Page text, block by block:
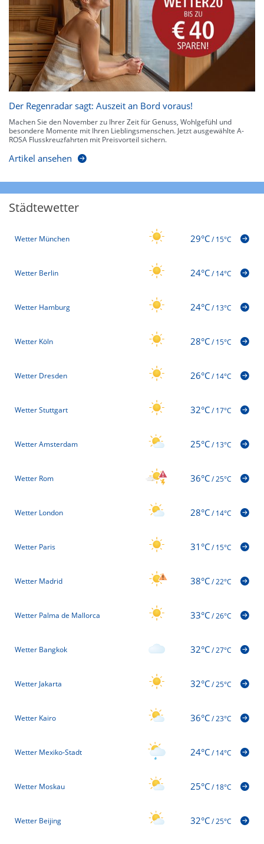
Der Regenradar sagt: Auszeit an Bord voraus!
Machen Sie den November zu Ihrer Zeit für Genuss, Wohlgefühl und
besondere Momente mit Ihren Lieblingsmenschen. Jetzt ausgewählte A-
ROSA Flusskreuzfahrten mit Preisvorteil sichern.
Artikel ansehen
Städtewetter
Wetter München 29°C/15°C
Wetter Berlin 24°C/14°C
Wetter Hamburg 24°C/13°C
Wetter Köln 28°C/15°C
Wetter Dresden 26°C/14°C
Wetter Stuttgart 32°C/17°C
Wetter Amsterdam 25°C/13°C
Wetter Rom 36°C/25°C
Wetter London 28°C/14°C
Wetter Paris 31°C/15°C
Wetter Madrid 38°C/22°C
Wetter Palma de Mallorca 33°C/26°C
Wetter Bangkok 32°C/27°C
Wetter Jakarta 32°C/25°C
Wetter Kairo 36°C/23°C
Wetter Mexiko-Stadt 24°C/14°C
Wetter Moskau 25°C/18°C
Wetter Beijing 32°C/25°C